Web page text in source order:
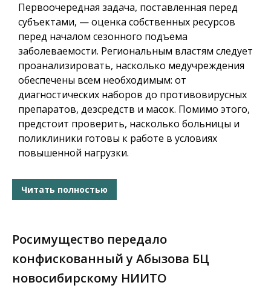
Первоочередная задача, поставленная перед
субъектами, — оценка собственных ресурсов
перед началом сезонного подъема
заболеваемости. Региональным властям следует
проанализировать, насколько медучреждения
обеспечены всем необходимым: от
диагностических наборов до противовирусных
препаратов, дезсредств и масок. Помимо этого,
предстоит проверить, насколько больницы и
поликлиники готовы к работе в условиях
повышенной нагрузки.
Читать полностью
Росимущество передало
конфискованный у Абызова БЦ
новосибирскому НИИТО